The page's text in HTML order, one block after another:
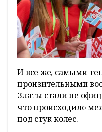
И все же, самыми
пронзительными
Златы стали не
что происходило
под стук колес.